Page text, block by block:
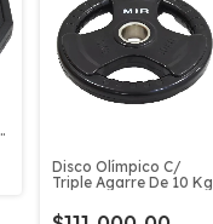
Disco Olímpico C/
Triple Agarre De 10 Kg